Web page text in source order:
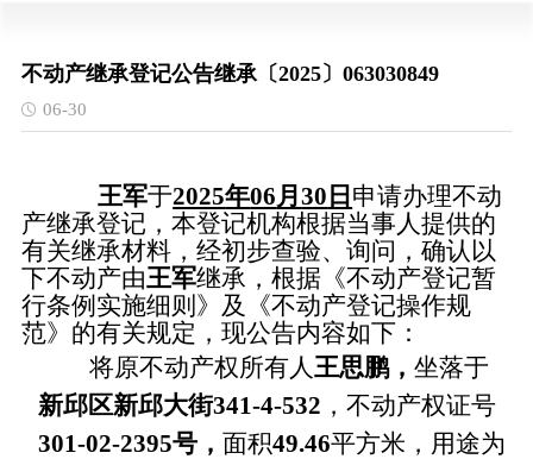
不动产继承登记公告继承〔2025〕063030849
06-30
王军于2025年06月30 日 申请办理不动
产继承登记，本登记机构根据当事人提供的
有关继承材料，经初步查验、询问，确认以
下不动产由王军继承，根据《不动产登记暂
行条例实施细则》及《不动产登记操作规
范》的有关规定，现公告内容如下：
将原不动产权所有人王思鹏， 坐落于
新邱区新邱大街341-4-532 ，不动产权证号
301-02-2395号， 面积49.46平方米，用途为